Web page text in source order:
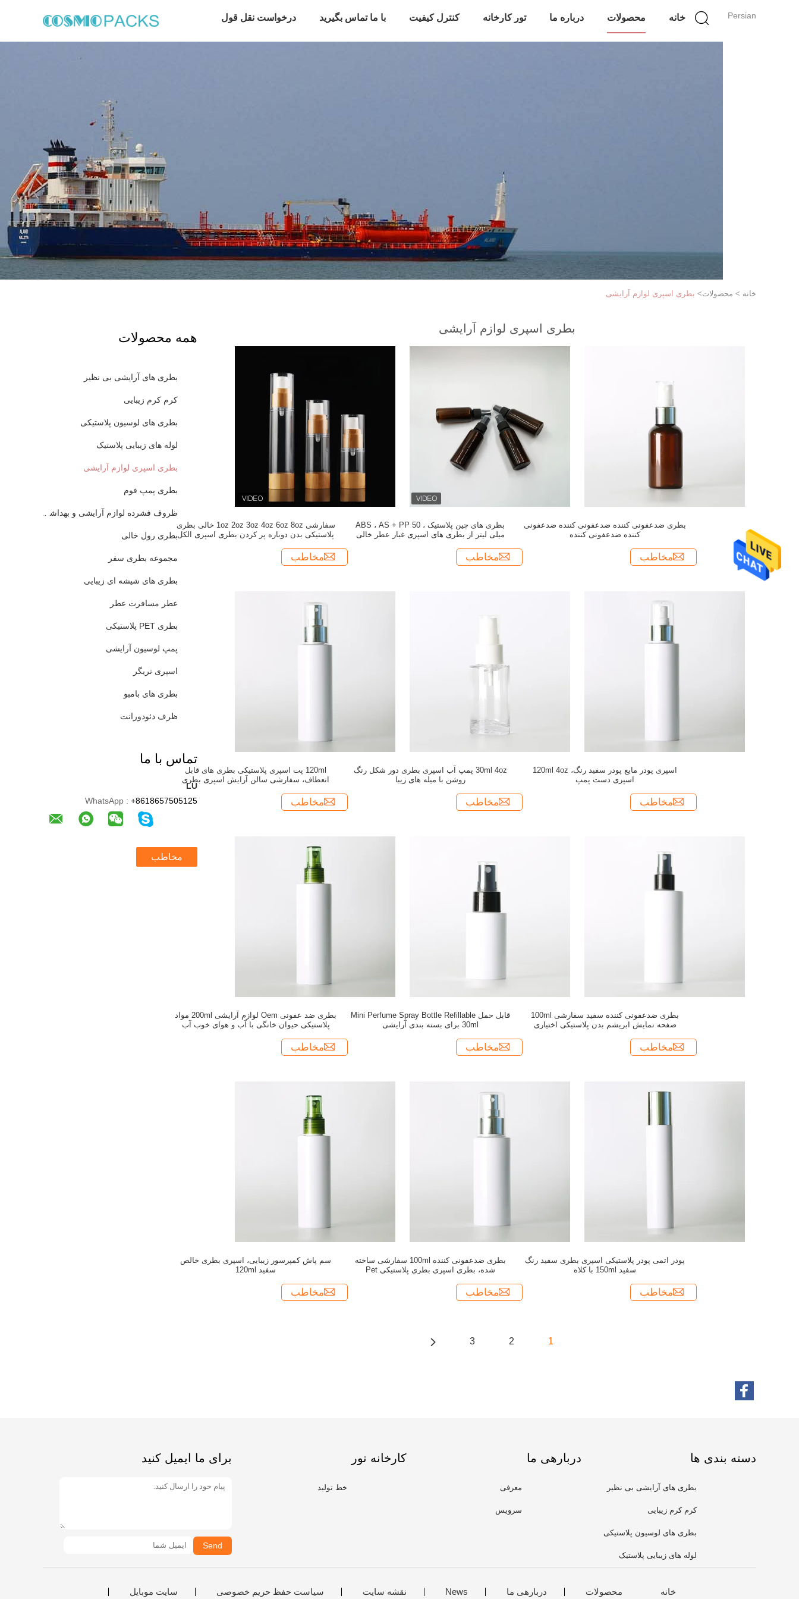
Persian خانه محصولات درباره ما تور کارخانه کنترل کیفیت با ما تماس بگیرید درخواست نقل قول
خانه > محصولات> بطری اسپری لوازم آرایشی
همه محصولات
بطری های آرایشی بی نظیر
کرم کرم زیبایی
بطری های لوسیون پلاستیکی
لوله های زیبایی پلاستیک
بطری اسپری لوازم آرایشی
بطری پمپ فوم
ظروف فشرده لوازم آرایشی و بهداشتی
بطری رول خالی
مجموعه بطری سفر
بطری های شیشه ای زیبایی
عطر مسافرت عطر
بطری PET پلاستیکی
پمپ لوسیون آرایشی
اسپری تریگر
بطری های بامبو
ظرف دئودورانت
تماس با ما
LU
WhatsApp : +8618657505125
مخاطب
بطری اسپری لوازم آرایشی
سفارشی 1oz 2oz 3oz 4oz 6oz 8oz خالی بطری
پلاستیکی بدن دوباره پر کردن بطری اسپری الکل
مخاطب
بطری های چین پلاستیک ، ABS ، AS + PP 50
میلی لیتر از بطری های اسپری غبار عطر خالی
مخاطب
بطری ضدعفونی کننده ضدعفونی کننده ضدعفونی
کننده ضدعفونی کننده
مخاطب
120ml پت اسپری پلاستیکی بطری های قابل
انعطاف، سفارشی سالن آرایش اسپری بطری
مخاطب
30ml 4oz پمپ آب اسپری بطری دور شکل رنگ
روشن با میله های زیبا
مخاطب
اسپری پودر مایع پودر سفید رنگ، 120ml 4oz
اسپری دست پمپ
مخاطب
بطری ضد عفونی Oem لوازم آرایشی 200ml مواد
پلاستیکی حیوان خانگی با آب و هوای خوب آب
مخاطب
قابل حمل Mini Perfume Spray Bottle Refillable
30ml برای بسته بندی آرایشی
مخاطب
بطری ضدعفونی کننده سفید سفارشی 100ml
صفحه نمایش ابریشم بدن پلاستیکی اختیاری
مخاطب
سم پاش کمپرسور زیبایی، اسپری بطری خالص
سفید 120ml
مخاطب
بطری ضدعفونی کننده 100ml سفارشی ساخته
شده، بطری اسپری بطری پلاستیکی Pet
مخاطب
پودر اتمی پودر پلاستیکی اسپری بطری سفید رنگ
سفید 150ml با کلاه
مخاطب
1
2
3
دسته بندی ها
بطری های آرایشی بی نظیر
کرم کرم زیبایی
بطری های لوسیون پلاستیکی
لوله های زیبایی پلاستیک
دربارهی ما
معرفی
سرویس
کارخانه تور
خط تولید
برای ما ایمیل کنید
Send
خانه محصولات دربارهی ما News نقشه سایت سیاست حفظ حریم خصوصی سایت موبایل